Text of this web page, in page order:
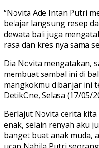
“Novita Ade Intan Putri
belajar langsung resep
dewata bali juga
rasa dan kres nya sama
Dia Novita mengatakan,
membuat sambal ini di
mangkokmu dibanjar ini
DetikOne, Selasa (17/05/
Berlajut Novita cerita kita
enak, selain renyah aku
banget buat anak muda,